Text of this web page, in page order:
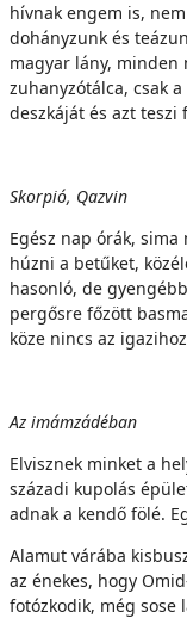
hívnak engem is,
dohányzunk és
magyar lány, minden
zuhanyzótálca, csak
deszkáját és azt
Skorpió, Qazvin
Egész nap órák,
húzni a betűket,
hasonló, de
pergősre főzött
köze nincs az
Az imámzádéban
Elvisznek minket a
századi kupolás
adnak a kendő fölé.
Alamut várába
az énekes, hogy
fotózkodik, még sose